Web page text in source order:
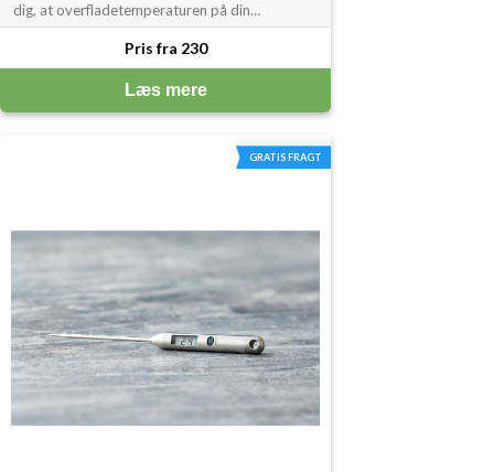
dig, at overfladetemperaturen på din
chokolade er...
Pris fra 230
Læs mere
GRATIS FRAGT